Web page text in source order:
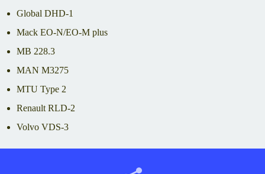
Global DHD-1
Mack EO-N/EO-M plus
MB 228.3
MAN M3275
MTU Type 2
Renault RLD-2
Volvo VDS-3